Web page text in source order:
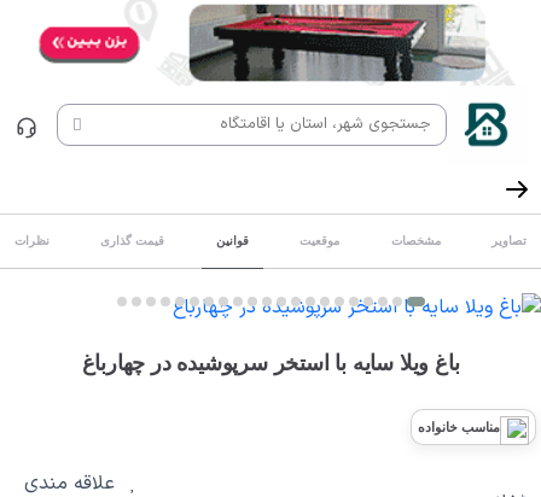
تصاویر مشخصات موقعیت قوانین قیمت گذاری نظرات
باغ ویلا سایه با استخر سرپوشیده در چهارباغ
مناسب خانواده